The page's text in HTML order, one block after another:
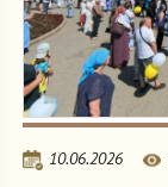
10.06.2026